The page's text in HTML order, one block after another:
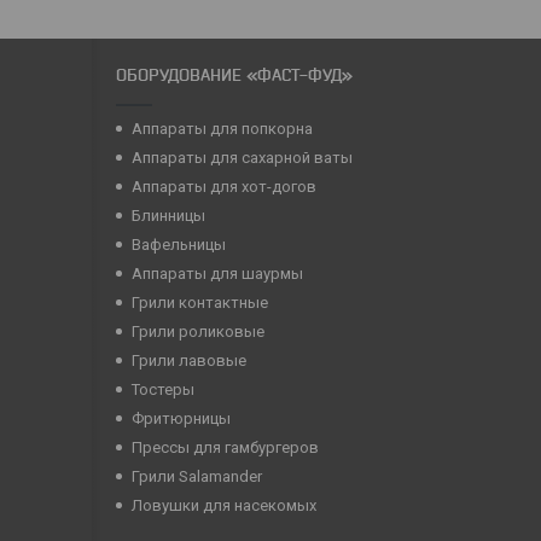
ОБОРУДОВАНИЕ «ФАСТ-ФУД»
Аппараты для попкорна
Аппараты для сахарной ваты
Аппараты для хот-догов
Блинницы
Вафельницы
Аппараты для шаурмы
Грили контактные
Грили роликовые
Грили лавовые
Тостеры
Фритюрницы
Прессы для гамбургеров
Грили Salamander
Ловушки для насекомых